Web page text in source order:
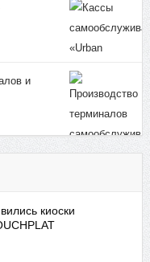
и
киоски